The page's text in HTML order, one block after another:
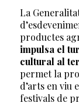
La
productes
impulsa el
cultural al
permet la
d’arts en viu
festivals de